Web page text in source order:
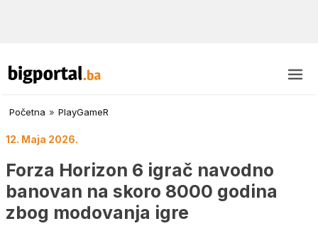
Početna » PlayGameR
12. Maja 2026.
Forza Horizon 6 igrač navodno
banovan na skoro 8000 godina
zbog modovanja igre